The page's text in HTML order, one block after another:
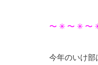
〜 ✳︎ 〜 ✳︎ 〜
今年のいけ部